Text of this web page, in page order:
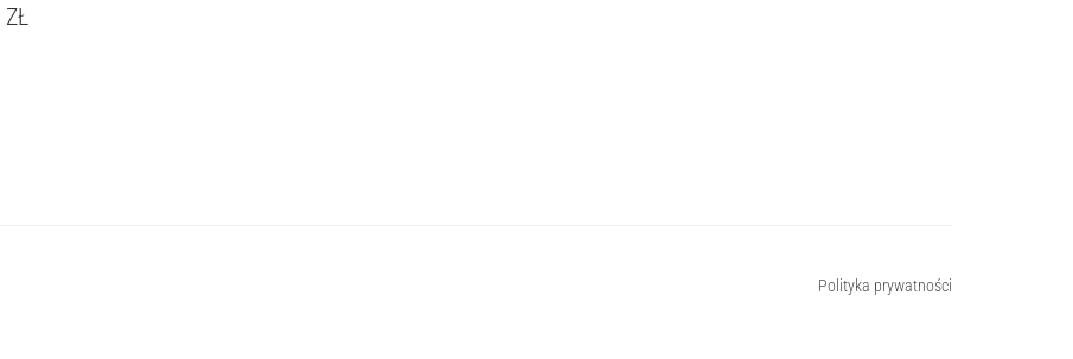
ZŁ
Polityka prywatności